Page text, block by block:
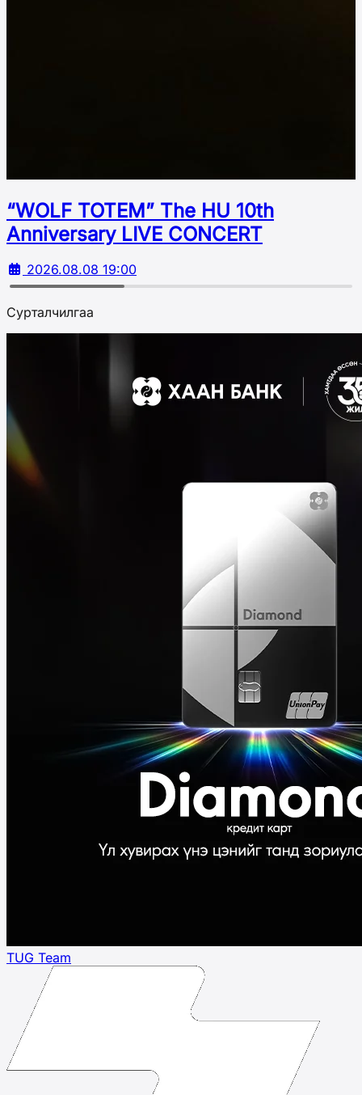
“WOLF TOTEM” The HU 10th
Аnniversary LIVE CONCERT
2026.08.08 19:00
Сурталчилгаа
TUG Team